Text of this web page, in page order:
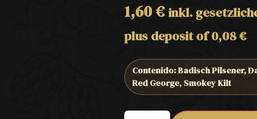
1,60€ inkl.
plus deposit of0,08€
Contenido: Badisch Pilsener,
Red George, Smokey Kilt